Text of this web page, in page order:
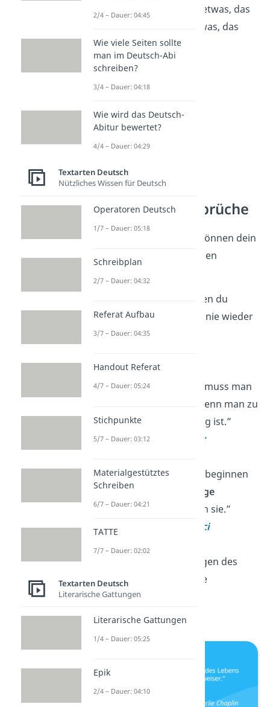
„Liebe ist nicht nur etwas, das
. Es ist etwas, das
man tut.”
— David Wilkerson
Weise Lebenssprüche
Weise Lebenssprüche können dein
Wegweiser
in schwierigen
„Wähle einen Job, den du
liebst, und du wirst nie wieder
arbeiten müssen.”
„An kleinen
muss man
sich nicht stoßen, wenn man zu
großen auf dem Weg ist.”
—Friedrich Schiller
„Geniale Menschen beginnen
große Werke,
fleißige
Menschen vollenden sie.”
—
Leonardo da Vinci
„An den Scheidewegen des
Lebens stehen keine
Wegweiser
—
Charlie Chaplin
2/4 – Dauer: 04:45
Wie viele Seiten sollte
man im Deutsch-Abi
schreiben?
3/4 – Dauer: 04:18
Wie wird das Deutsch-
Abitur bewertet?
4/4 – Dauer: 04:29
Textarten Deutsch
Nützliches Wissen für Deutsch
Operatoren Deutsch
1/7 – Dauer: 05:18
Schreibplan
2/7 – Dauer: 04:32
Referat Aufbau
3/7 – Dauer: 04:35
Handout Referat
4/7 – Dauer: 05:24
Stichpunkte
5/7 – Dauer: 03:12
Materialgestütztes
Schreiben
6/7 – Dauer: 04:21
TATTE
7/7 – Dauer: 02:02
Textarten Deutsch
Literarische Gattungen
Literarische Gattungen
1/4 – Dauer: 05:25
Epik
2/4 – Dauer: 04:10